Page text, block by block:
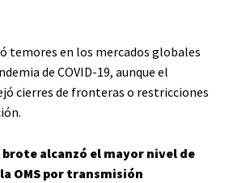
temores en los mercados globales
de COVID-19, aunque el
cierres de fronteras o restricciones
brote alcanzó el mayor nivel de
OMS por transmisión